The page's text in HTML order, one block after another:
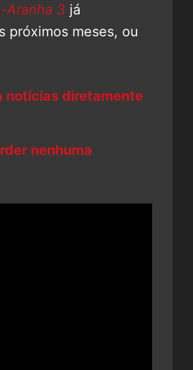
Aranha 3 já
próximos meses, ou
notícias diretamente
nenhuma